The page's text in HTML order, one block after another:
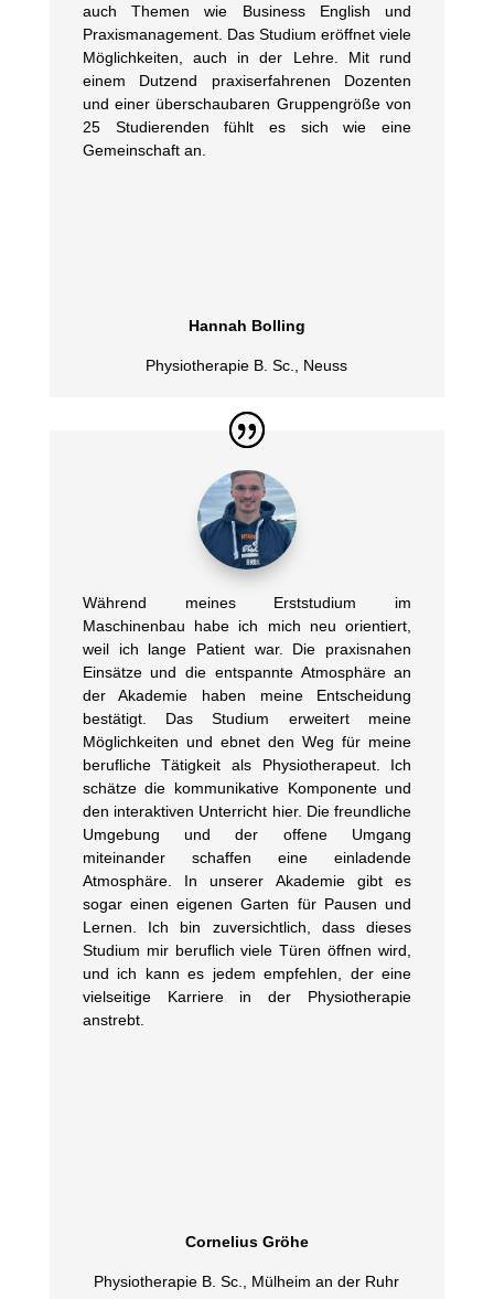
auch Themen wie Business English und
Praxismanagement. Das Studium eröffnet viele
Möglichkeiten, auch in der Lehre. Mit rund
einem Dutzend praxiserfahrenen Dozenten
und einer überschaubaren Gruppengröße von
25 Studierenden fühlt es sich wie eine
Gemeinschaft an.
Hannah Bolling
Physiotherapie B. Sc. Neuss
Während meines Erststudium im
Maschinenbau habe ich mich neu orientiert,
weil ich lange Patient war. Die praxisnahen
Einsätze und die entspannte Atmosphäre an
der Akademie haben meine Entscheidung
bestätigt. Das Studium erweitert meine
Möglichkeiten und ebnet den Weg für meine
berufliche Tätigkeit als Physiotherapeut. Ich
schätze die kommunikative Komponente und
den interaktiven Unterricht hier. Die freundliche
Umgebung und der offene Umgang
miteinander schaffen eine einladende
Atmosphäre. In unserer Akademie gibt es
sogar einen eigenen Garten für Pausen und
Lernen. Ich bin zuversichtlich, dass dieses
Studium mir beruflich viele Türen öffnen wird,
und ich kann es jedem empfehlen, der eine
vielseitige Karriere in der Physiotherapie
anstrebt.
Cornelius Gröhe
Physiotherapie B. Sc. Mülheim an der Ruhr